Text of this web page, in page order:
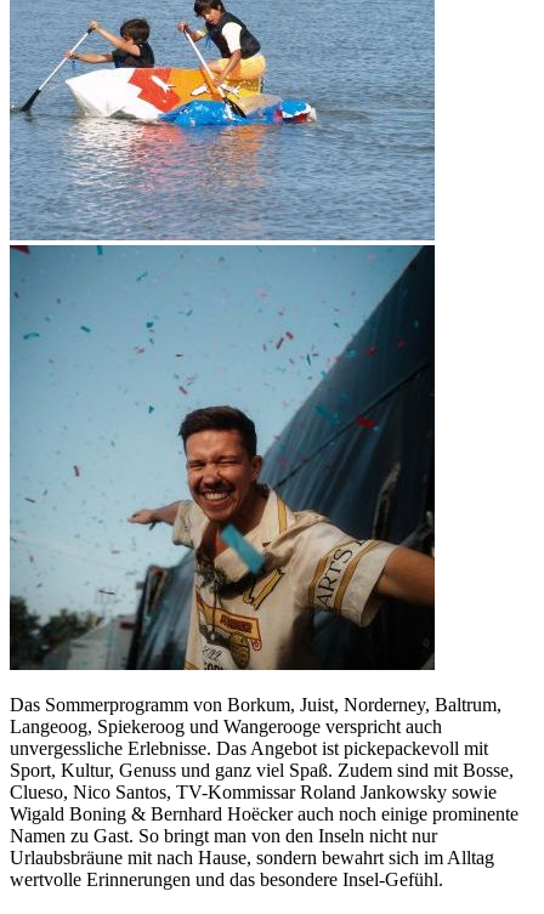
Das Sommerprogramm von Borkum, Juist, Norderney, Baltrum,
Langeoog, Spiekeroog und Wangerooge verspricht auch
unvergessliche Erlebnisse. Das Angebot ist pickepackevoll mit
Sport, Kultur, Genuss und ganz viel Spaß. Zudem sind mit Bosse,
Clueso, Nico Santos, TV-Kommissar Roland Jankowsky sowie
Wigald Boning & Bernhard Hoëcker auch noch einige prominente
Namen zu Gast. So bringt man von den Inseln nicht nur
Urlaubsbräune mit nach Hause, sondern bewahrt sich im Alltag
wertvolle Erinnerungen und das besondere Insel-Gefühl.